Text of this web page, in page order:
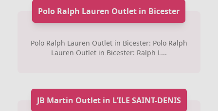
Polo Ralph Lauren Outlet in Bicester
Polo Ralph Lauren Outlet in Bicester: Polo Ralph
Lauren Outlet in Bicester: Ralph L...
JB Martin Outlet in L'ILE SAINT-DENIS